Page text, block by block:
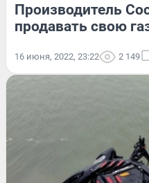
Производитель
продавать свою
16 июня, 2022, 23:22 2 149